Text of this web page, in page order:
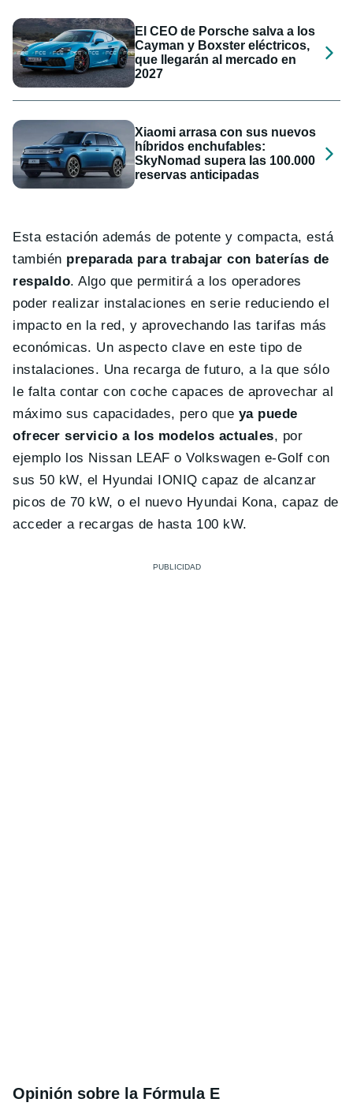
El CEO de Porsche salva a los
Cayman y Boxster eléctricos,
que llegarán al mercado en
2027
Xiaomi arrasa con sus nuevos
híbridos enchufables:
SkyNomad supera las 100.000
reservas anticipadas
Esta estación además de potente y compacta, está
también preparada para trabajar con baterías de
respaldo. Algo que permitirá a los operadores
poder realizar instalaciones en serie reduciendo el
impacto en la red, y aprovechando las tarifas más
económicas. Un aspecto clave en este tipo de
instalaciones. Una recarga de futuro, a la que sólo
le falta contar con coche capaces de aprovechar al
máximo sus capacidades, pero que ya puede
ofrecer servicio a los modelos actuales, por
ejemplo los Nissan LEAF o Volkswagen e-Golf con
sus 50 kW, el Hyundai IONIQ capaz de alcanzar
picos de 70 kW, o el nuevo Hyundai Kona, capaz de
acceder a recargas de hasta 100 kW.
Opinión sobre la Fórmula E